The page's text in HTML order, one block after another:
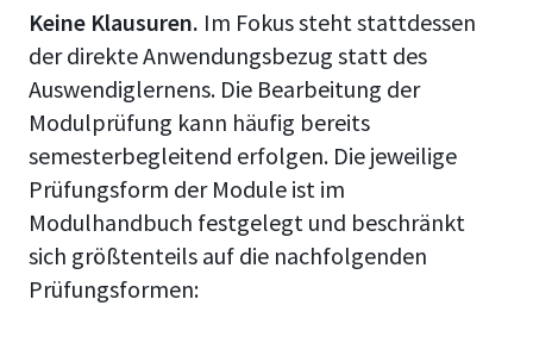
Keine Klausuren. Im Fokus steht stattdessen
der direkte Anwendungsbezug statt des
Auswendiglernens. Die Bearbeitung der
Modulprüfung kann häufig bereits
semesterbegleitend erfolgen. Die jeweilige
Prüfungsform der Module ist im
Modulhandbuch festgelegt und beschränkt
sich größtenteils auf die nachfolgenden
Prüfungsformen: